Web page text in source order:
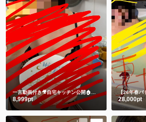
8,999pt 28,000pt